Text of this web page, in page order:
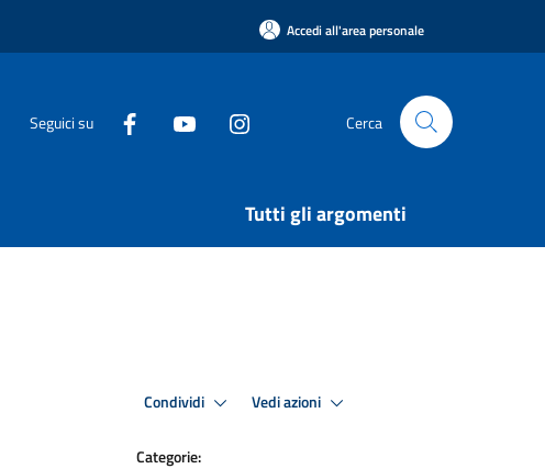
Accedi all'area personale
Seguici su Cerca
Tutti gli argomenti
Condividi Vedi azioni
Categorie: